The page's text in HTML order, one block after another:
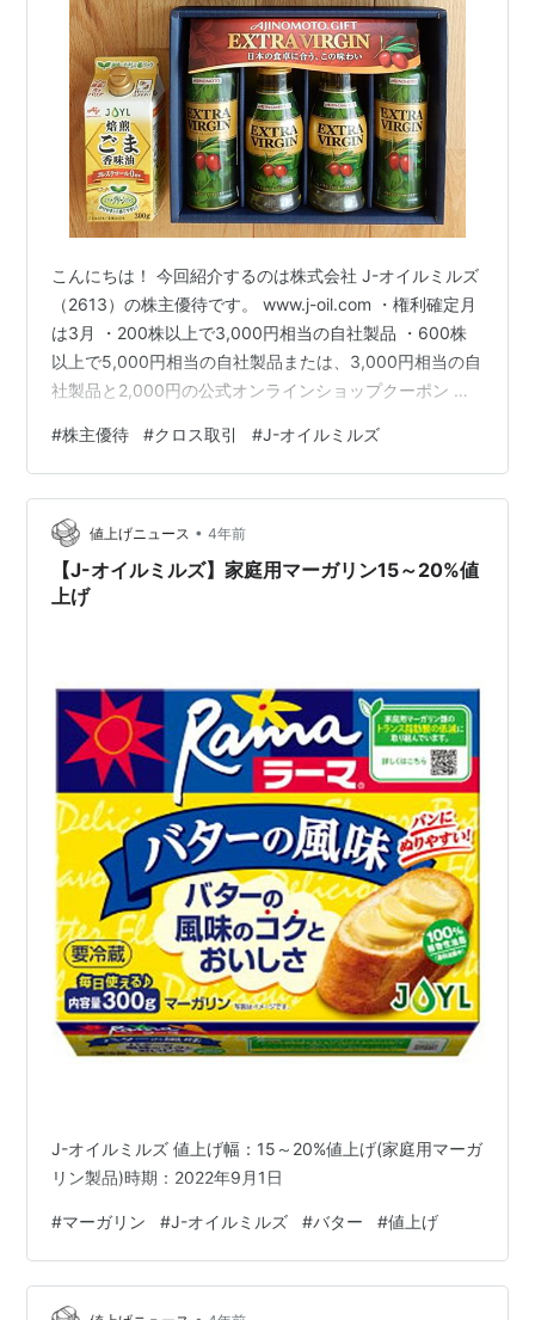
こんにちは！ 今回紹介するのは株式会社 J-オイルミルズ
（2613）の株主優待です。 www.j-oil.com ・権利確定月
は3月 ・200株以上で3,000円相当の自社製品 ・600株
以上で5,000円相当の自社製品または、3,000円相当の自
社製品と2,000円の公式オンラインショップクーポン ・
相当の自社製品と5,000円の公式オンラインショップク
ーポン となっています。 こちらが2023年10月6日に1名
義分到着しました。 全容はこんな感じ。 オリーブオイル
高いから、2名義分取れば良かったと後悔しました。
#株主優待 #クロス取引 #J-オイルミルズ
値上げニュース • 4年前
【J-オイルミルズ】家庭用マーガリン15～20%値
上げ
J-オイルミルズ 値上げ幅：15～20%値上げ(家庭用マーガ
リン製品)時期：2022年9月1日
#マーガリン #J-オイルミルズ #バター #値上げ